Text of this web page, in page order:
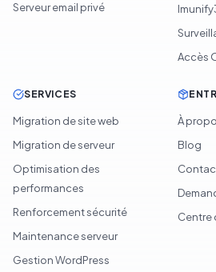
Serveur email privé
Accès
SERVICES
Migration de site web
Migration de serveur
Optimisation des
performances
Renforcement sécurité
Maintenance serveur
Gestion WordPress
À
Blog
Centre